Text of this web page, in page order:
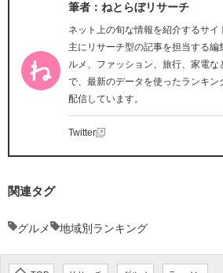
筆者：ねとらぼリサーチ
ネット上の旬な情報を紹介するサイ
主にリサーチ型の記事を担当する
ルメ、ファッション、旅行、家電
で、最新のデータを使ったランキン
配信しています。
Twitter
関連タグ
グルメ 地域別ランキング